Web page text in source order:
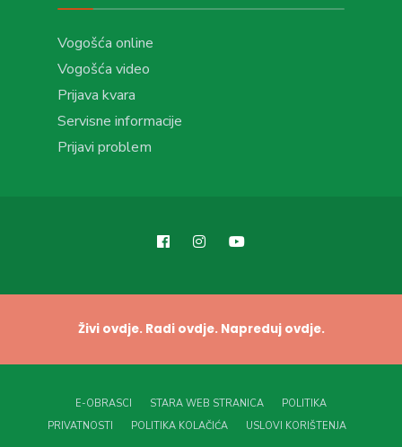
Vogošća online
Vogošća video
Prijava kvara
Servisne informacije
Prijavi problem
Živi ovdje. Radi ovdje. Napreduj ovdje.
E-OBRASCI STARA WEB STRANICA
POLITIKA
PRIVATNOSTI
POLITIKA KOLAČIĆA USLOVI KORIŠTENJA